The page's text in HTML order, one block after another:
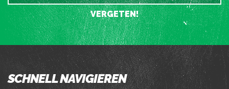
VERGETEN!
SCHNELL NAVIGIEREN